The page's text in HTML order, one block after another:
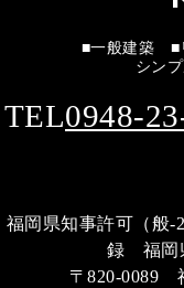
■一般建築 ■
シン
TEL0948-
福岡県知事許可（般
録 福岡
〒820-0089